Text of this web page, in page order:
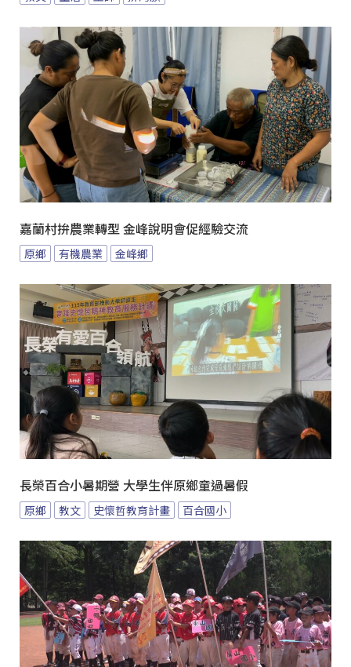
嘉蘭村拚農業轉型 金峰說明會促經驗交流
原鄉 有機農業 金峰鄉
長榮百合小暑期營 大學生伴原鄉童過暑假
原鄉 教文 史懷哲教育計畫 百合國小